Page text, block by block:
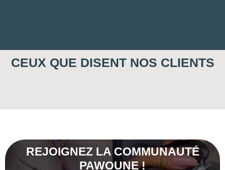
CEUX QUE DISENT NOS CLIENTS
REJOIGNEZ LA COMMUNAUTÉ
PAWOUNE !